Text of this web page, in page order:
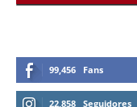
99,456 Fans
22,858 Seguidores